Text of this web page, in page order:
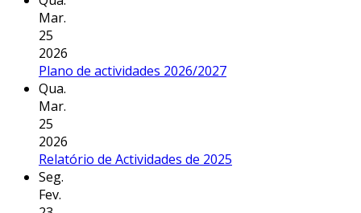
Mar.
25
2026
Plano de actividades 2026/2027
Qua.
Mar.
25
2026
Relatório de Actividades de 2025
Seg.
Fev.